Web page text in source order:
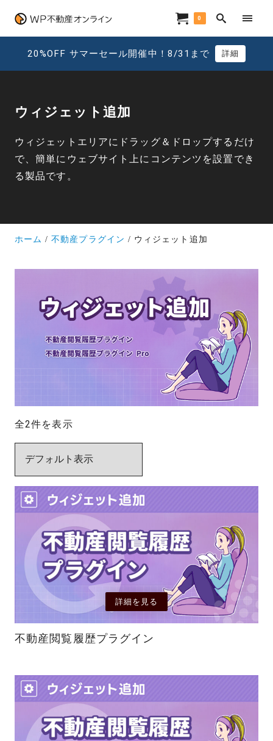
0
20%OFF サマーセール開催中！8/31まで 詳細
ウィジェット追加
ウィジェットエリアにドラッグ＆ドロップするだけ
で、簡単にウェブサイト上にコンテンツを設置でき
る製品です。
ホーム 不動産プラグイン ウィジェット追加
全2件を表示
詳細を見る
不動産閲覧履歴プラグイン